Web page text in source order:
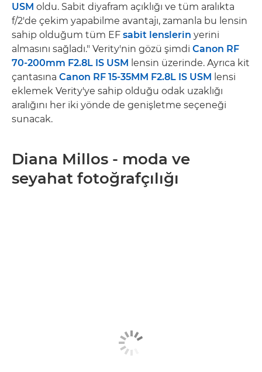
USM oldu. Sabit diyafram açıklığı ve tüm aralıkta
f/2'de çekim yapabilme avantajı, zamanla bu lensin
sahip olduğum tüm EF sabit lenslerin yerini
almasını sağladı." Verity'nin gözü şimdi Canon RF
70-200mm F2.8L IS USM lensin üzerinde. Ayrıca kit
çantasına Canon RF 15-35MM F2.8L IS USM lensi
eklemek Verity'ye sahip olduğu odak uzaklığı
aralığını her iki yönde de genişletme seçeneği
sunacak.
Diana Millos - moda ve
seyahat fotoğrafçılığı